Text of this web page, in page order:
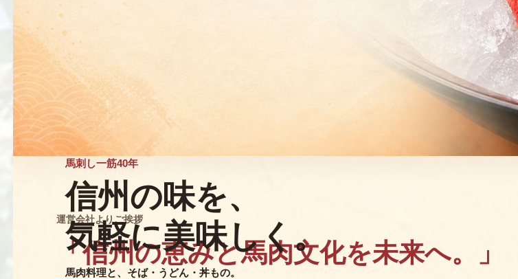
馬刺し一筋40年
信州の味を、
気軽に美味しく。
馬肉料理と、そば・うどん・丼もの。
運営会社よりご挨拶
「信州の恵みと馬肉文化を未来へ。」